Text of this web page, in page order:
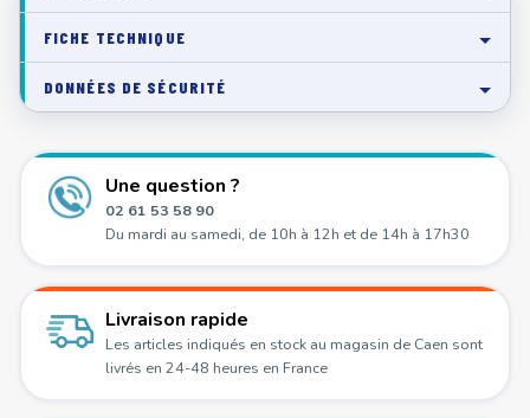
FICHE TECHNIQUE
DONNÉES DE SÉCURITÉ
Une question ?
02 61 53 58 90
Du mardi au samedi, de 10h à 12h et de 14h à 17h30
Livraison rapide
Les articles indiqués en stock au magasin de Caen sont
livrés en 24-48 heures en France